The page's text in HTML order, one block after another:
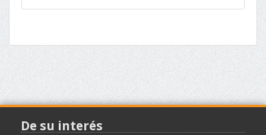
De su interés